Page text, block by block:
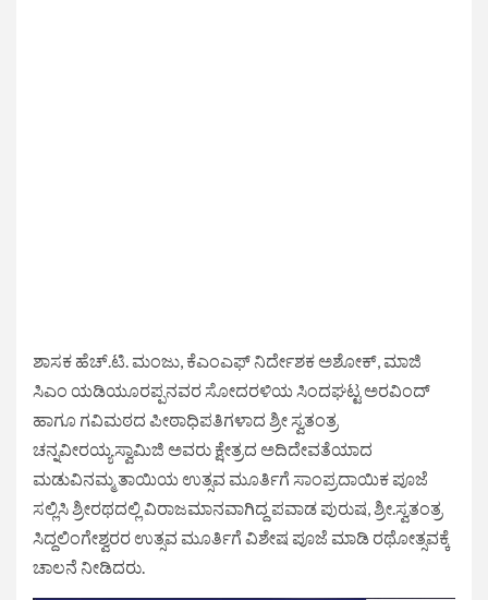
ಶಾಸಕ ಹೆಚ್.ಟಿ. ಮಂಜು, ಕೆಎಂಎಫ್ ನಿರ್ದೇಶಕ ಅಶೋಕ್, ಮಾಜಿ
ಸಿಎಂ ಯಡಿಯೂರಪ್ಪನವರ ಸೋದರಳಿಯ ಸಿಂದಘಟ್ಟ ಅರವಿಂದ್
ಹಾಗೂ ಗವಿಮಠದ ಪೀಠಾಧಿಪತಿಗಳಾದ ಶ್ರೀ ಸ್ವತಂತ್ರ
ಚನ್ನವೀರಯ್ಯಸ್ವಾಮಿಜಿ ಅವರು ಕ್ಷೇತ್ರದ ಅದಿದೇವತೆಯಾದ
ಮಡುವಿನಮ್ಮ ತಾಯಿಯ ಉತ್ಸವ ಮೂರ್ತಿಗೆ ಸಾಂಪ್ರದಾಯಿಕ ಪೂಜೆ
ಸಲ್ಲಿಸಿ ಶ್ರೀರಥದಲ್ಲಿ ವಿರಾಜಮಾನವಾಗಿದ್ದ ಪವಾಡ ಪುರುಷ, ಶ್ರೀ.ಸ್ವತಂತ್ರ
ಸಿದ್ದಲಿಂಗೇಶ್ವರರ ಉತ್ಸವ ಮೂರ್ತಿಗೆ ವಿಶೇಷ ಪೂಜೆ ಮಾಡಿ ರಥೋತ್ಸವಕ್ಕೆ
ಚಾಲನೆ ನೀಡಿದರು.